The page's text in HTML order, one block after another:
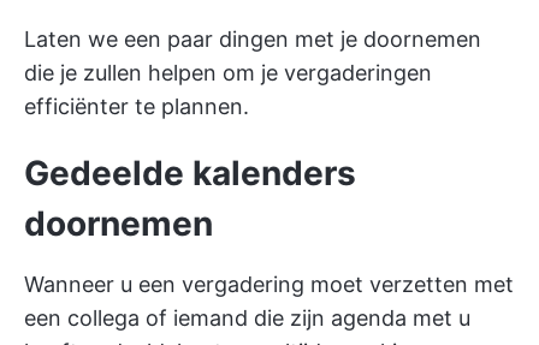
Laten we een paar dingen met je doornemen
die je zullen helpen om je vergaderingen
efficiënter te plannen.
Gedeelde kalenders
doornemen
Wanneer u een vergadering moet verzetten met
een collega of iemand die zijn agenda met u